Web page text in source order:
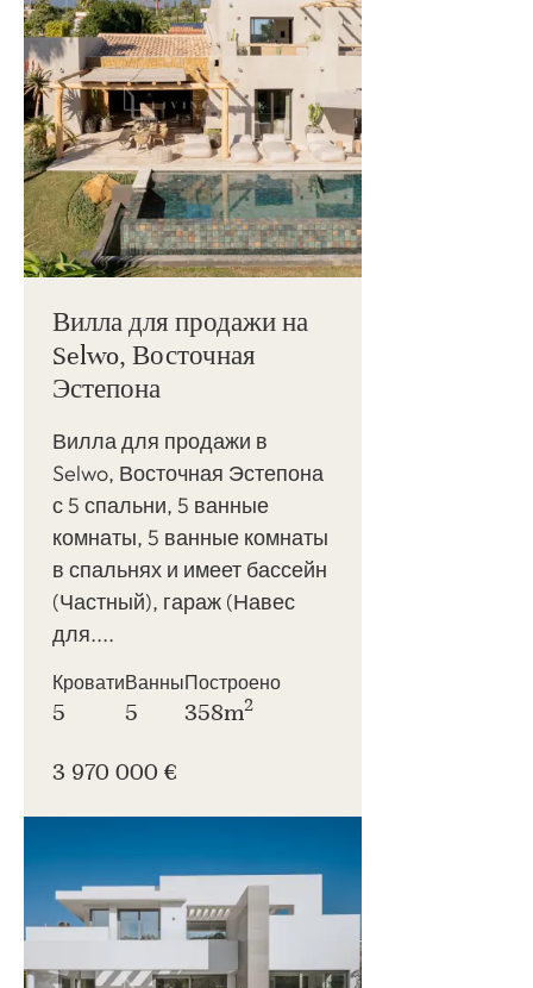
Вилла для продажи на
Selwo, Восточная
Эстепона
Вилла для продажи в
Selwo, Восточная Эстепона
с 5 спальни, 5 ванные
комнаты, 5 ванные комнаты
в спальнях и имеет бассейн
(Частный), гараж (Навес
для....
Кровати
5
Ванны
5
Построено
358m2
3 970 000 €